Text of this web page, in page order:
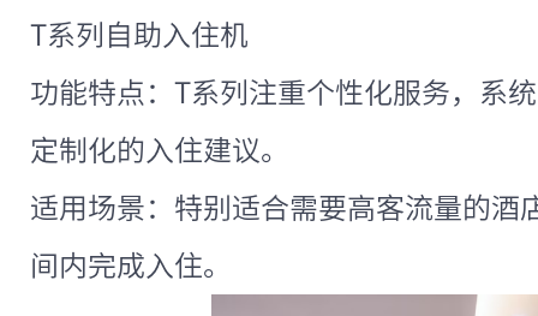
T系列自助入住机
功能特点：T系列注重个性化服务，系
定制化的入住建议。
适用场景：特别适合需要高客流量的酒
间内完成入住。